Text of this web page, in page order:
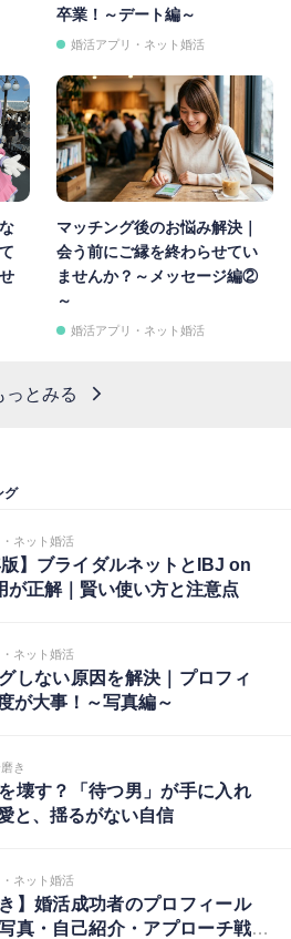
卒業！～デート編～
婚活アプリ・ネット婚活
マッチング後のお悩み解決｜
会う前にご縁を終わらせてい
ませんか？～メッセージ編②
～
婚活アプリ・ネット婚活
っとみる
グ
ネット婚活
版】ブライダルネットとIBJ on
が正解｜賢い使い方と注意点
ネット婚活
しない原因を解決｜プロフィ
が大事！～写真編～
き
壊す？「待つ男」が手に入れ
と、揺るがない自信
ネット婚活
き】婚活成功者のプロフィール
真・自己紹介・アプローチ戦